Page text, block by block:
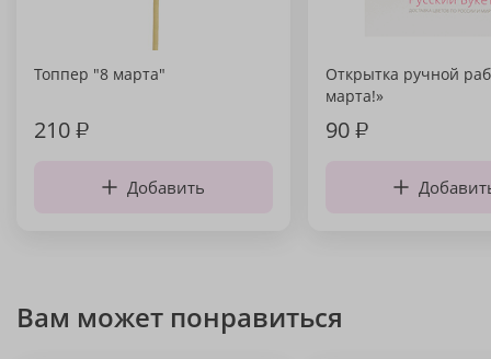
Топпер "8 марта"
210₽
Добавить
Открытка ручной
марта!»
90₽
Вам может понравиться